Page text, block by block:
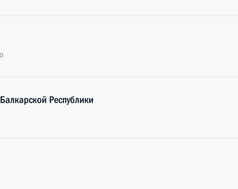
Республики